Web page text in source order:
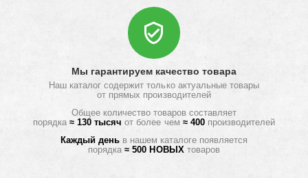
Мы гарантируем качество товара
Наш каталог содержит только актуальные товары
от прямых производителей
Общее количество товаров составляет
порядка≈ 130 тысяч от более чем ≈ 400 производителей
Каждый деньв нашем каталоге появляется
порядка≈ 500 НОВЫХ товаров